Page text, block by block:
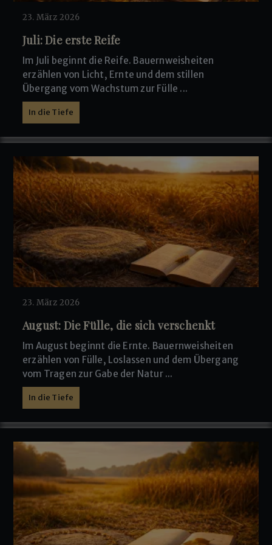
23. März 2026
Juli: Die erste Reife
Im Juli beginnt die Reife. Bauernweisheiten
erzählen von Licht, Ernte und dem stillen
Übergang vom Wachstum zur Fülle ...
In die Tiefe
23. März 2026
August: Die Fülle, die sich verschenkt
Im August beginnt die Ernte. Bauernweisheiten
erzählen von Fülle, Loslassen und dem Übergang
vom Tragen zur Gabe der Natur ...
In die Tiefe